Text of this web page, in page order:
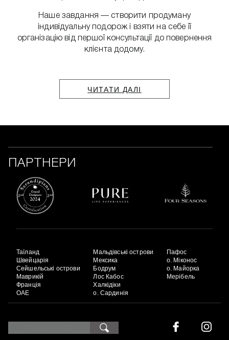
Наше завдання — створити продуману
індивідуальну подорож і взяти на себе її
організацію від першої консультації до повернення
клієнта додому.
ЧИТАТИ ДАЛІ
ПАРТНЕРИ
Таїланд
Швейцарія
Сейшельські острови
Маврикій
Франція
ОАЕ
Мальдівські острови
Мексика
Бодрум
Лос Кабос
Халкідіки
о. Сардинія
Пафос
о. Міконос
о. Майорка
Мерібель